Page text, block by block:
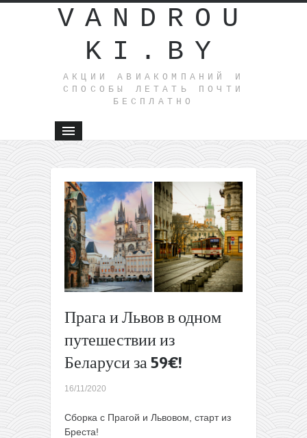
VANDROU
KI.BY
АКЦИИ АВИАКОМПАНИЙ И
СПОСОБЫ ЛЕТАТЬ ПОЧТИ
БЕСПЛАТНО
Прага и Львов в одном
путешествии из
Беларуси за 59€!
16/11/2020
Сборка с Прагой и Львовом, старт из
Бреста!
2021:
в Грузию
всего от
туда-
обратно
На
почти
туда-